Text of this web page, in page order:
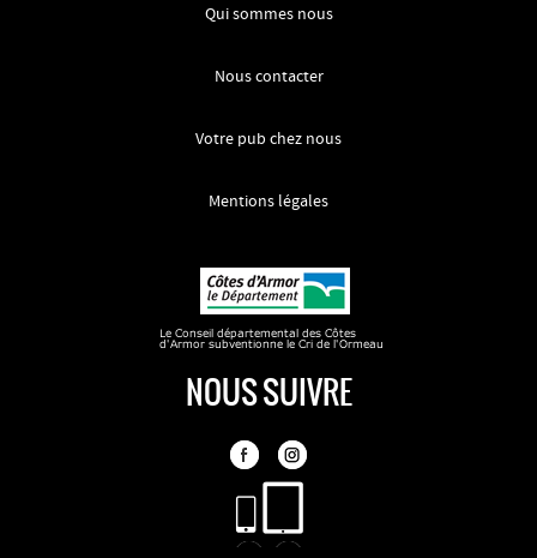
Qui sommes nous
Nous contacter
Votre pub chez nous
Mentions légales
NOUS SUIVRE